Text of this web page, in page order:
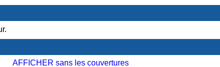
AFFICHER sans les couvertures